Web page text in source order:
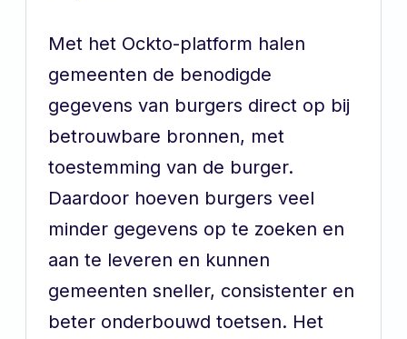
Met het Ockto-platform halen
gemeenten de benodigde
gegevens van burgers direct op bij
betrouwbare bronnen, met
toestemming van de burger.
Daardoor hoeven burgers veel
minder gegevens op te zoeken en
aan te leveren en kunnen
gemeenten sneller, consistenter en
beter onderbouwd toetsen. Het